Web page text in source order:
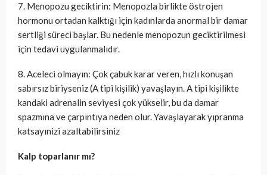
7. Menopozu geciktirin: Menopozla birlikte östrojen
hormonu ortadan kalktığı için kadınlarda anormal bir damar
sertliği süreci başlar. Bu nedenle menopozun geciktirilmesi
için tedavi uygulanmalıdır.
8. Aceleci olmayın: Çok çabuk karar veren, hızlı konuşan
sabırsız biriyseniz (A tipi kişilik) yavaşlayın. A tipi kişilikte
kandaki adrenalin seviyesi çok yükselir, bu da damar
spazmına ve çarpıntıya neden olur. Yavaşlayarak yıpranma
katsayınizi azaltabilirsiniz
Kalp toparlanır mı?